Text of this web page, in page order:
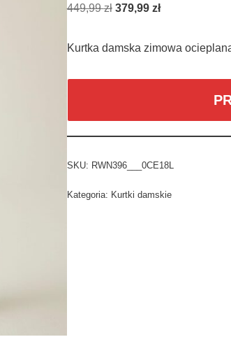
449,99zł 379,99 zł
Kurtka damska zimowa
SKU: RWN396___0CE18L
Kategoria: Kurtki damskie